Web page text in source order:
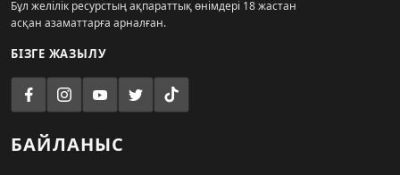
Бұл желілік ресурстың ақпараттық өнімдері 18 жастан
асқан азаматтарға арналған.
БІЗГЕ ЖАЗЫЛУ
БАЙЛАНЫС